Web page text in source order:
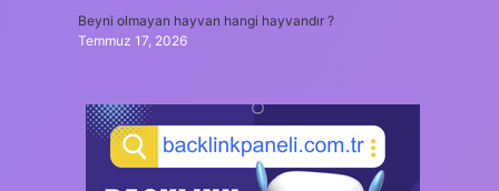
Beyni olmayan hayvan hangi hayvandır ?
Temmuz 17, 2026